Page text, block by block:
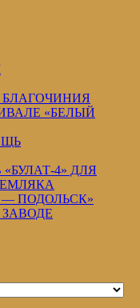
«БЕЛЫЙ
4» ДЛЯ
ПОДОЛЬСК»